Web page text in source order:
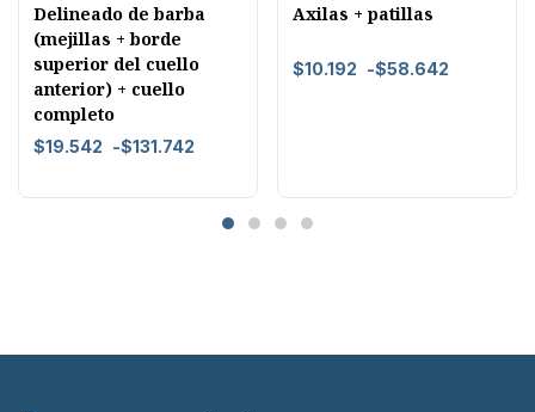
Delineado de barba
(mejillas + borde
superior del cuello
anterior) + cuello
completo
$19.542 -$131.742
Axilas + patillas
$10.192 -$58.642